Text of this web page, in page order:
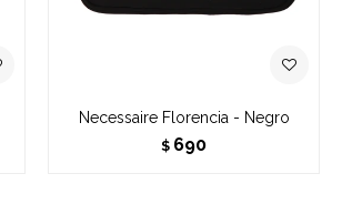
Necessaire Florencia - Negro
$ 690